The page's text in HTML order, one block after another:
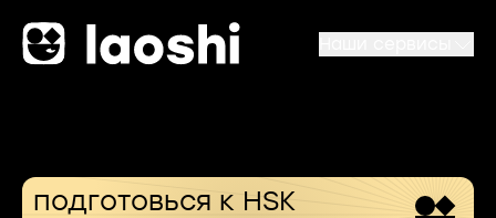
подготовься к HSK